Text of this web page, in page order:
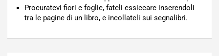
Procuratevi fiori e foglie, fateli essiccare inserendoli
tra le pagine di un libro, e incollateli sui segnalibri.